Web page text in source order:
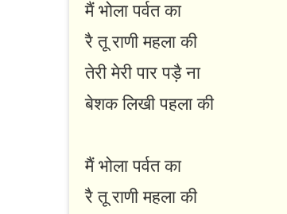
मैं भोला पर्वत का
रै तू राणी महला की
तेरी मेरी पार पड़ै ना
बेशक लिखी पहला की
मैं भोला पर्वत का
रै तू राणी महला की